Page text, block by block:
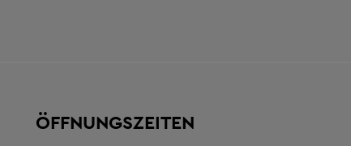
ÖFFNUNGSZEITEN